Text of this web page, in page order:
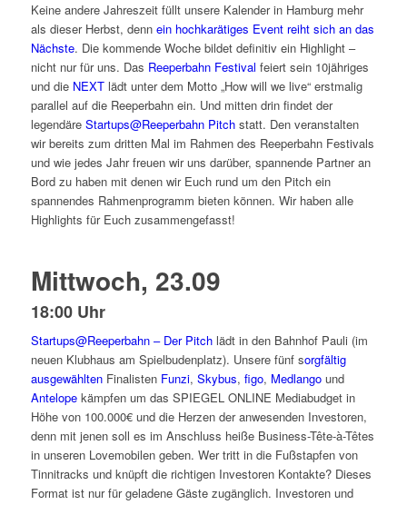
Keine andere Jahreszeit füllt unsere Kalender in Hamburg mehr
als dieser Herbst, denn ein hochkarätiges Event reiht sich an das
Nächste. Die kommende Woche bildet definitiv ein Highlight –
nicht nur für uns. Das Reeperbahn Festival feiert sein 10jähriges
und die NEXTlädt unter dem Motto „How will we live“ erstmalig
parallel auf die Reeperbahn ein. Und mitten drin findet der
legendäre Startups@Reeperbahn Pitchstatt. Den veranstalten
wir bereits zum dritten Mal im Rahmen des Reeperbahn Festivals
und wie jedes Jahr freuen wir uns darüber, spannende Partner an
Bord zu haben mit denen wir Euch rund um den Pitch ein
spannendes Rahmenprogramm bieten können. Wir haben alle
Highlights für Euch zusammengefasst!
Mittwoch, 23.09
18:00 Uhr
Startups@Reeperbahn – Der Pitchlädt in den Bahnhof Pauli (im
neuen Klubhaus am Spielbudenplatz). Unsere fünf sorgfältig
ausgewähltenFinalisten Funzi, Skybus, figo, Medlangound
Antelopekämpfen um das SPIEGEL ONLINE Mediabudget in
Höhe von 100.000€ und die Herzen der anwesenden Investoren,
denn mit jenen soll es im Anschluss heiße Business-Tête-à-Têtes
in unseren Lovemobilen geben. Wer tritt in die Fußstapfen von
Tinnitracks und knüpft die richtigen Investoren Kontakte? Dieses
Format ist nur für geladene Gäste zugänglich. Investoren und